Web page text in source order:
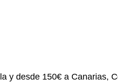
150€ a Canarias, Ceuta y